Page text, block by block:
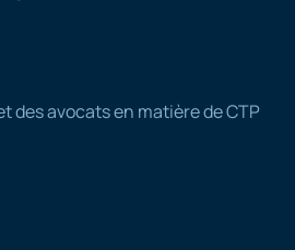
des avocats en matière de CTP